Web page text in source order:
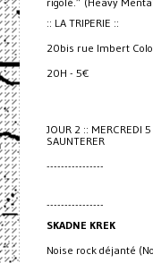
:: LA TRIPERIE ::
20bis rue Imbert
20H - 5€
JOUR 2 :: MERCREDI
SAUNTERER
----------------
----------------
SKADNE KREK
Noise rock déjanté